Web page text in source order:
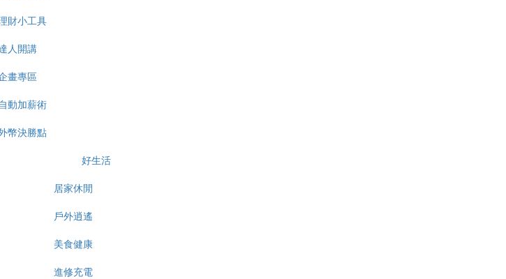
財小工具
人開講
畫專區
動加薪術
幣決勝點
好生活
居家休閒
戶外逍遙
美食健康
進修充電